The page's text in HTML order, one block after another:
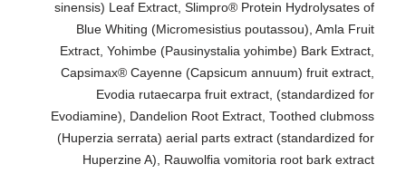
sinensis) Leaf Extract, Slimpro® Protein Hydrolysates of
Blue Whiting (Micromesistius poutassou), Amla Fruit
Extract, Yohimbe (Pausinystalia yohimbe) Bark Extract,
Capsimax® Cayenne (Capsicum annuum) fruit extract,
Evodia rutaecarpa fruit extract, (standardized for
Evodiamine), Dandelion Root Extract, Toothed clubmoss
(Huperzia serrata) aerial parts extract (standardized for
Huperzine A), Rauwolfia vomitoria root bark extract